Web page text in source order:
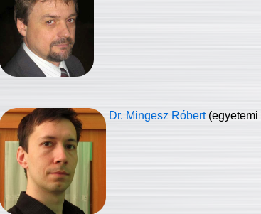
Dr. Mingesz Róbert